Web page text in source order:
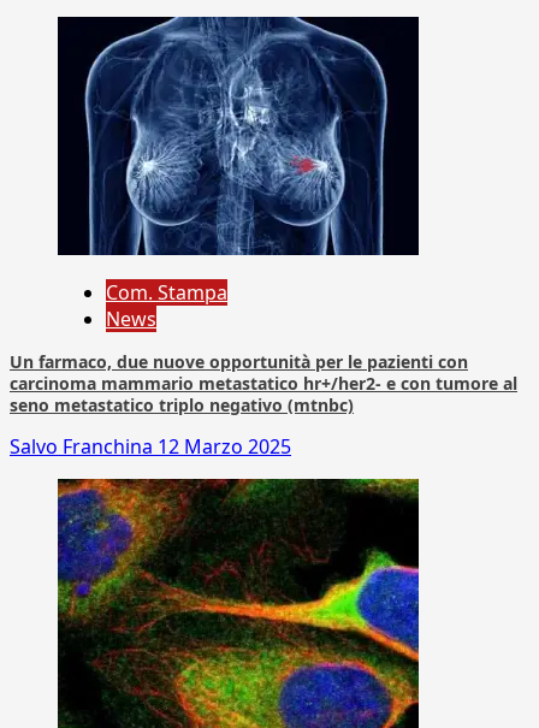
Com. Stampa
News
Un farmaco, due nuove opportunità per le pazienti con
carcinoma mammario metastatico hr+/her2- e con tumore al
seno metastatico triplo negativo (mtnbc)
Salvo Franchina 12 Marzo 2025